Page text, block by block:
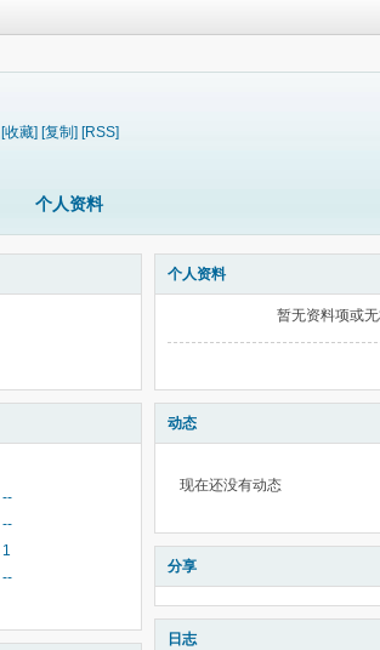
[收藏] [复制] [RSS]
个人资料
--
--
1
--
个人资料
暂无资料项或
动态
现在还没有动态
分享
日志